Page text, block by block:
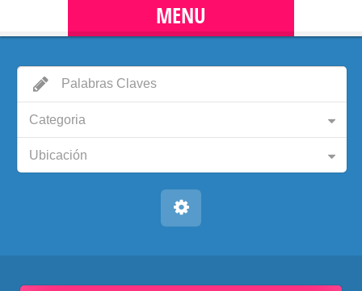
MENU
Categoria
Ubicación